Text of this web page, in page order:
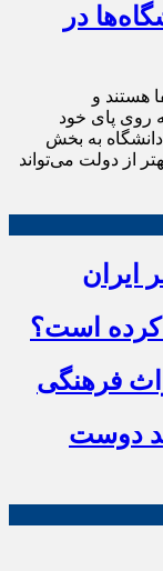
در
هستند و
روی پای خود
به بخش
دولت می‌تواند
ایران
کرده است؟
فرهنگی
دوست